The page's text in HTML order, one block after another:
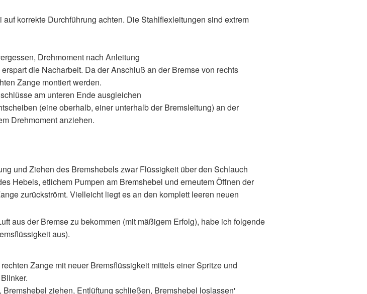
korrekte Durchführung achten. Die Stahlflexleitungen sind extrem
Drehmoment nach Anleitung
die Nacharbeit. Da der Anschluß an der Bremse von rechts
Zange montiert werden.
am unteren Ende ausgleichen
(eine oberhalb, einer unterhalb der Bremsleitung) an der
Drehmoment anziehen.
und Ziehen des Bremshebels zwar Flüssigkeit über den Schlauch
Hebels, etlichem Pumpen am Bremshebel und erneutem Öffnen der
zurückströmt. Vielleicht liegt es an den komplett leeren neuen
aus der Bremse zu bekommen (mit mäßigem Erfolg), habe ich folgende
aus).
Zange mit neuer Bremsflüssigkeit mittels einer Spritze und
ziehen, Entlüftung schließen, Bremshebel loslassen'